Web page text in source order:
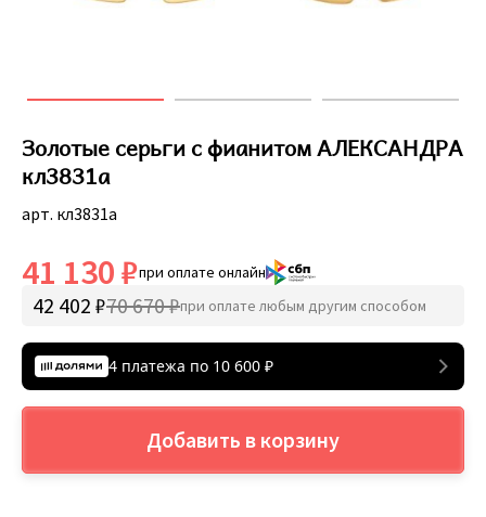
Золотые серьги с фианитом АЛЕКСАНДРА
кл3831а
арт. кл3831а
41 130 ₽при оплате онлайн
42 402 ₽70 670 ₽при оплате любым другим способом
4 платежа по 10 600 ₽
Добавить в корзину